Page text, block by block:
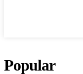
Popular